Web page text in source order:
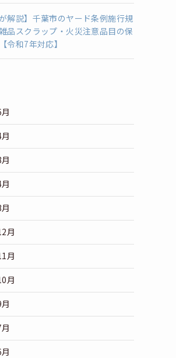
が解説】千葉市のヤード条例施行規
品スクラップ・火災注意品目の保
令和7年対応】
月
月
月